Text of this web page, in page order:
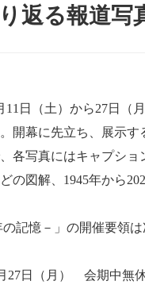
返る報道写
11日（土）から27日
幕に先立ち、展示す
各写真にはキャプシ
の図解、1945年から
記憶－」の開催要領は
27日（月） 会期中無